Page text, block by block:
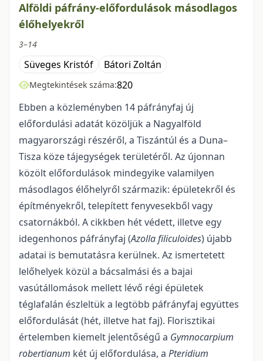
Alföldi páfrány-előfordulások másodlagos
élőhelyekről
3–14
Süveges Kristóf Bátori Zoltán
Megtekintések száma:820
Ebben a közleményben 14 páfrányfaj új
előfordulási adatát közöljük a Nagyalföld
magyarországi részéről, a Tiszántúl és a Duna–
Tisza köze tájegységek területéről. Az újonnan
közölt előfordulások mindegyike valamilyen
másodlagos élőhelyről származik: épületekről és
építményekről, telepített fenyvesekből vagy
csatornákból. A cikkben hét védett, illetve egy
idegenhonos páfrányfaj (Azolla filiculoides) újabb
adatai is bemutatásra kerülnek. Az ismertetett
lelőhelyek közül a bácsalmási és a bajai
vasútállomások mellett lévő régi épületek
téglafalán észleltük a legtöbb páfrányfaj együttes
előfordulását (hét, illetve hat faj). Florisztikai
értelemben kiemelt jelentőségű a Gymnocarpium
roberti­anum két új előfordulása, a Pteridium